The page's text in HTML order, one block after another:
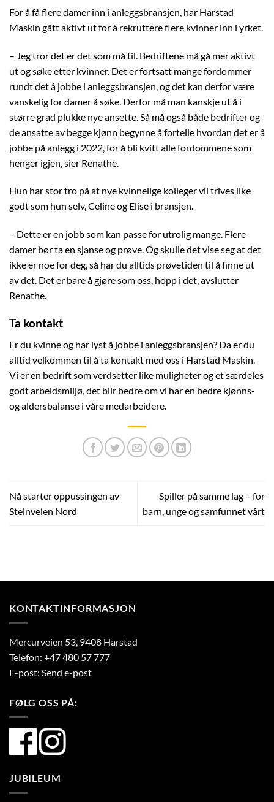
For å få flere damer inn i anleggsbransjen, har Harstad
Maskin gått aktivt ut for å rekruttere flere kvinner inn i yrket.
– Jeg tror det er det som må til. Bedriftene må gå mer aktivt
ut og søke etter kvinner. Det er fortsatt mange fordommer
rundt det å jobbe i anleggsbransjen, og det kan derfor være
vanskelig for damer å søke. Derfor må man kanskje ut å i
større grad plukke nye ansette. Så må også både bedrifter og
de ansatte av begge kjønn begynne å fortelle hvordan det er å
jobbe på anlegg i 2022, for å bli kvitt alle fordommene som
henger igjen, sier Renathe.
Hun har stor tro på at nye kvinnelige kolleger vil trives like
godt som hun selv, Celine og Elise i bransjen.
– Dette er en jobb som kan passe for utrolig mange. Flere
damer bør ta en sjanse og prøve. Og skulle det vise seg at det
ikke er noe for deg, så har du alltids prøvetiden til å finne ut
av det. Det er bare å gjøre som oss, hopp i det, avslutter
Renathe.
Ta kontakt
Er du kvinne og har lyst å jobbe i anleggsbransjen? Da er du
alltid velkommen til å ta kontakt med oss i Harstad Maskin.
Vi er en bedrift som verdsetter like muligheter og et særdeles
godt arbeidsmiljø, det blir bedre om vi har en bedre kjønns-
og aldersbalanse i våre medarbeidere.
Nå starter oppussingen av
Steinveien Nord
Spiller på samme lag – for
barn, unge og samfunnet vårt
KONTAKTINFORMASJON
Mercurveien 53, 9408 Harstad
Telefon: +47 480 57 777
E-post: Send e-post
FØLG OSS PÅ:
JUBILEUM